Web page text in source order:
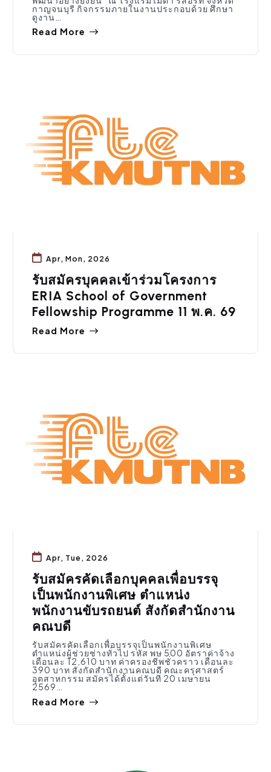
กาญจนบุรี กิจกรรมภายในงานประกอบด้วย ศึกษา
ดูงาน…
Read More
Apr, Mon, 2026
รับสมัครบุคคลเข้าร่วมโครงการ
ERIA School of Government
Fellowship Programme 11 พ.ค. 69
Read More
Apr, Tue, 2026
รับสมัครคัดเลือกบุคคลเพื่อบรรจุ
เป็นพนักงานพิเศษ ตำแหน่ง
พนักงานขับรถยนต์ สังกัดสำนักงาน
คณบดี
รับสมัครคัดเลือกเพื่อบรรจุเป็นพนักงานพิเศษ
ตำแหน่งผู้ช่วยช่างทั่วไป รหัส พษ 500 อัตราค่าจ้าง
เดือนละ 12,610 บาท ค่าครองชีพชั่วคราว เดือนละ
390 บาท สังกัดสำนักงานคณบดี คณะครุศาสตร์
อุตสาหกรรม สมัครได้ตั้งแต่วันที่ 20 เมษายน
2569…
Read More